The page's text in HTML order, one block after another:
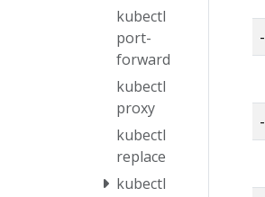
kubectl
port-
forward
kubectl
proxy
kubectl
replace
kubectl